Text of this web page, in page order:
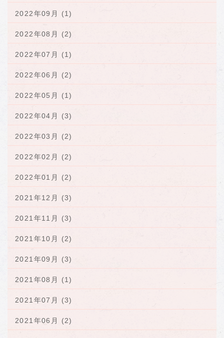
2022年09月 (1)
2022年08月 (2)
2022年07月 (1)
2022年06月 (2)
2022年05月 (1)
2022年04月 (3)
2022年03月 (2)
2022年02月 (2)
2022年01月 (2)
2021年12月 (3)
2021年11月 (3)
2021年10月 (2)
2021年09月 (3)
2021年08月 (1)
2021年07月 (3)
2021年06月 (2)